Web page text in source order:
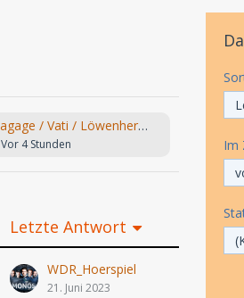
(NEU) Die Bagage / Vati / Löwenherz (Monika Helfer) hr 2024
Vor 4 Stunden
Letzte Antwort
WDR_Hoerspiel
21. Juni 2023
Im